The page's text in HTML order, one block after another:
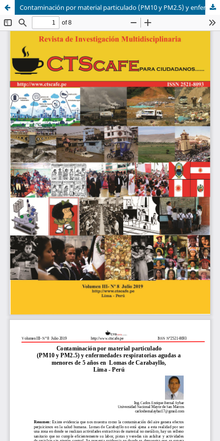
Contaminación por material particulado (PM10 y PM2.5) y enfermedades respiratorias agudas a menores de 5 años en Lomas de Carabayllo, Lima - Perú